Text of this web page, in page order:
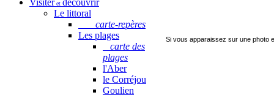
Visiteret découvrir
Le littoral
carte-repères
Les plages
carte des
plages
l'Aber
le Corréjou
Goulien
Si vous apparaissez sur une photo